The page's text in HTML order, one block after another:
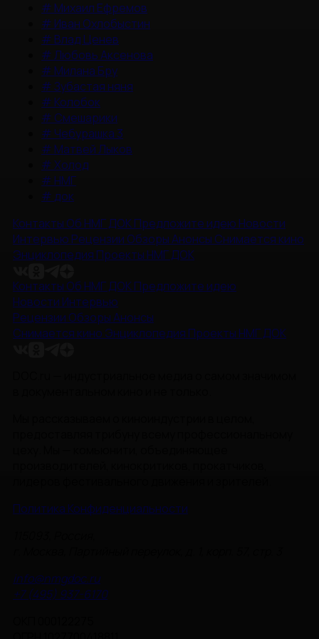
# Михаил Ефремов
# Иван Охлобыстин
# Влад Ценев
#Любовь Аксенова
# Милана Бру
#Зубастая няня
# Колобок
# Смешарики
# Чебурашка 3
# Матвей Лыков
#Холод
# НМГ
# док
Контакты Об НМГ ДОКПредложите идею Новости
Интервью Рецензии ОбзорыАнонсы Снимается кино
Энциклопедия Проекты НМГ ДОК
Контакты Об НМГ ДОКПредложите идею
Новости Интервью
Рецензии ОбзорыАнонсы
Снимается кино Энциклопедия Проекты НМГ ДОК
Политика Конфиденциальности
info@nmgdoc.ru
+7 (495) 937-6170